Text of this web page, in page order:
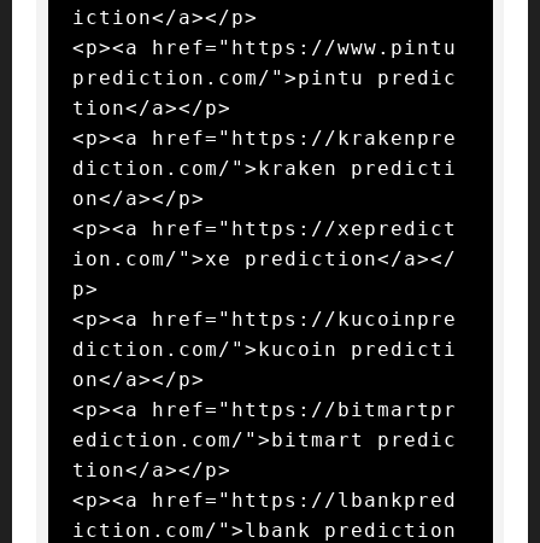
iction</a></p>
<p><a href="https://www.pintu
prediction.com/">pintu predic
tion</a></p>
<p><a href="https://krakenpre
diction.com/">kraken predicti
on</a></p>
<p><a href="https://xepredict
ion.com/">xe prediction</a></
p>
<p><a href="https://kucoinpre
diction.com/">kucoin predicti
on</a></p>
<p><a href="https://bitmartpr
ediction.com/">bitmart predic
tion</a></p>
<p><a href="https://lbankpred
iction.com/">lbank prediction